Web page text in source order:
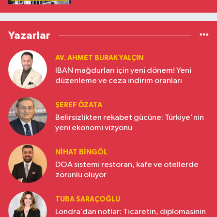
Yazarlar
AV. AHMET BURAK YALÇIN
IBAN mağdurları için yeni dönem! Yeni
düzenleme ve ceza indirim oranları
ŞEREF ÖZATA
Belirsizlikten rekabet gücüne: Türkiye'nin
yeni ekonomi vizyonu
NIHAT BINGÖL
DOA sistemi restoran, kafe ve otellerde
zorunlu oluyor
TUBA SARAÇOĞLU
Londra’dan notlar: Ticaretin, diplomasinin